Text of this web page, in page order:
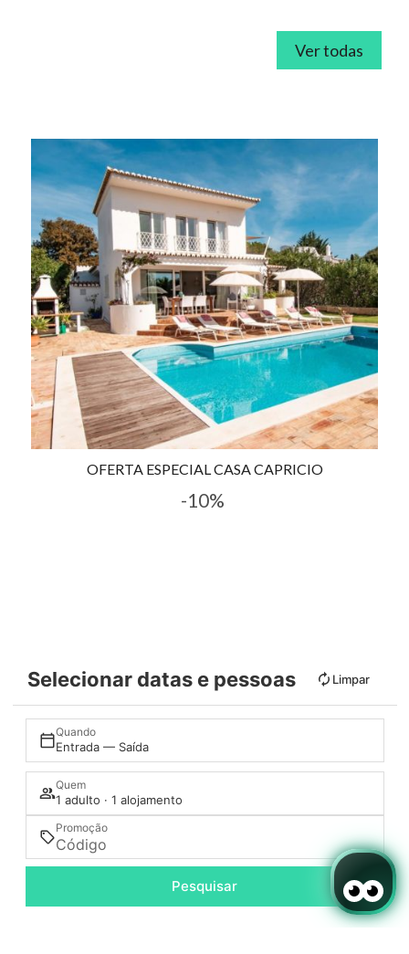
Ver todas
OFERTA ESPECIAL CASA CAPRICIO
-10%
Selecionar datas e pessoas Limpar
Quando
Entrada — Saída
Quem
1 adulto · 1 alojamento
Promoção
Pesquisar